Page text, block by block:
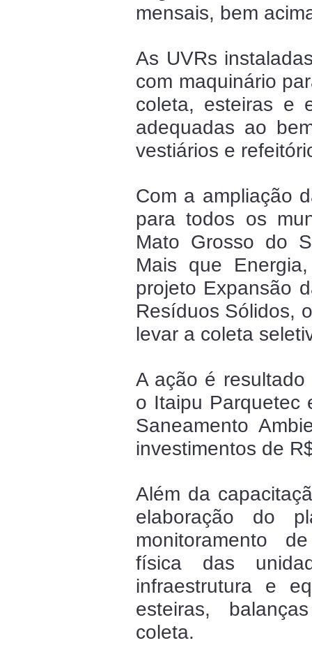
mensais, bem
As UVRs
com maquinário
coleta, esteiras e
adequadas ao
vestiários e
Com a ampliação
para todos os
Mato Grosso do
Mais que
projeto Expansão
Resíduos Sólidos,
levar a coleta
A ação é
o Itaipu Parquetec
Saneamento
investimentos de
Além da
elaboração do
monitoramento
física das
infraestrutura e
esteiras,
coleta.